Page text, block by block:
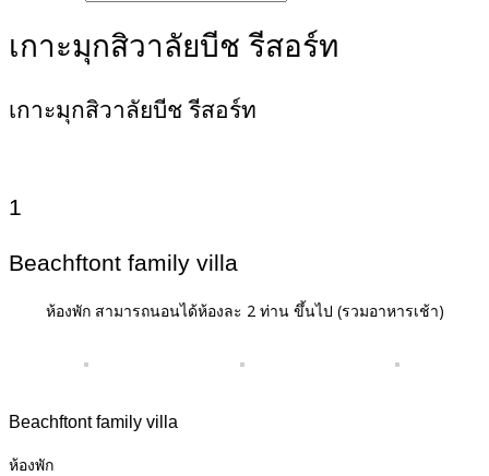
เกาะมุกสิวาลัยบีช รีสอร์ท
เกาะมุกสิวาลัยบีช รีสอร์ท
1
Beachftont family villa
ห้องพัก สามารถนอนได้ห้องละ 2 ท่าน ขึ้นไป (รวมอาหารเช้า)
Beachftont family villa
ห้องพัก